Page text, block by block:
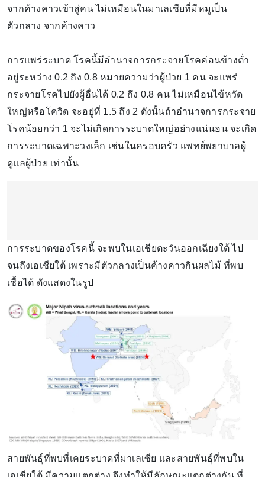
จากค้างคาวเข้าสู่คน ไม่เหมือนในมาเลเซียที่มีหมูเป็น
ตัวกลาง จากค้างคาว
การแพร่ระบาด โรคนี้มีอำนาจการกระจายโรคค่อนข้างต่ำ
อยู่ระหว่าง 0.2 ถึง 0.8 หมายความว่าผู้ป่วย 1 คน จะแพร่
กระจายโรคไปยังผู้อื่นได้ 0.2 ถึง 0.8 คน ไม่เหมือนไข้หวัด
ใหญ่หรือโควิด จะอยู่ที่ 1.5 ถึง 2 ดังนั้นถ้าอำนาจการกระจาย
โรคน้อยกว่า 1 จะไม่เกิดการระบาดใหญ่อย่างแน่นอน จะเกิด
การระบาดเฉพาะวงเล็ก เช่นในครอบครัว แพทย์พยาบาลผู้
ดูแลผู้ป่วย เท่านั้น
การระบาดของโรคนี้ จะพบในเอเชียตะวันออกเฉียงใต้ ไป
จนถึงเอเชียใต้ เพราะมีตัวกลางเป็นค้างคาวกินผลไม้ ที่พบ
เชื้อได้ ดังแสดงในรูป
สายพันธุ์ที่พบที่เคยระบาดที่มาเลเซีย และสายพันธุ์ที่พบใน